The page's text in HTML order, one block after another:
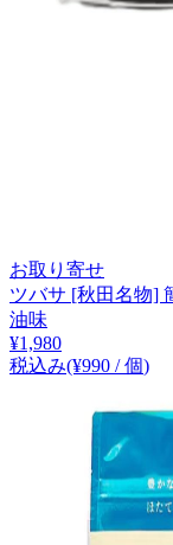
お取り寄せ
ツバサ [秋田名物]
油味
¥1,980
税込み(¥990 / 個)